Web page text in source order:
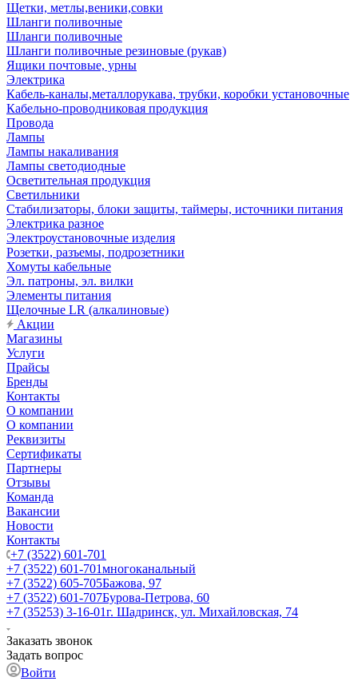
Щетки, метлы,веники,совки
Шланги поливочные
Шланги поливочные
Шланги поливочные резиновые (рукав)
Ящики почтовые, урны
Электрика
Кабель-каналы,металлорукава, трубки, коробки установочные
Кабельно-проводниковая продукция
Провода
Лампы
Лампы накаливания
Лампы светодиодные
Осветительная продукция
Светильники
Стабилизаторы, блоки защиты, таймеры, источники питания
Электрика разное
Электроустановочные изделия
Розетки, разъемы, подрозетники
Хомуты кабельные
Эл. патроны, эл. вилки
Элементы питания
Щелочные LR (алкалиновые)
Акции
Магазины
Услуги
Прайсы
Бренды
Контакты
О компании
О компании
Реквизиты
Сертификаты
Партнеры
Отзывы
Команда
Вакансии
Новости
Контакты
+7 (3522) 601-701
+7 (3522) 601-701многоканальный
+7 (3522) 605-705Бажова, 97
+7 (3522) 601-707Бурова-Петрова, 60
+7 (35253) 3-16-01г. Шадринск, ул. Михайловская, 74
Заказать звонок
Задать вопрос
Войти